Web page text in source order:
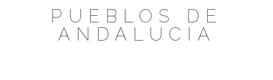
PUEBLOS DE
ANDALUCIA